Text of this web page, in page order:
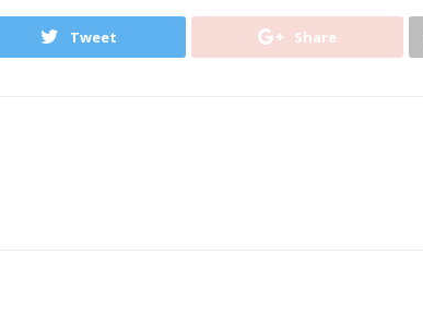
Tweet Share